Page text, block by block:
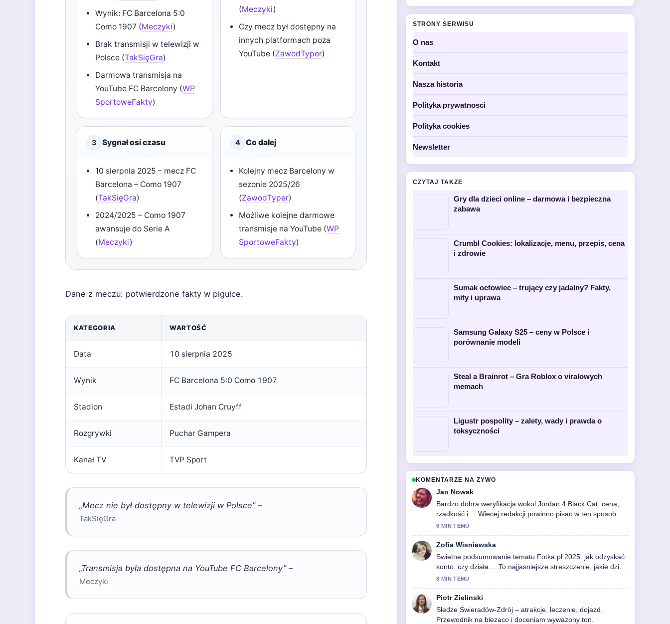
Wynik: FC Barcelona 5:0
Como 1907 (Meczyki)
Brak transmisji w telewizji w
Polsce (TakSięGra)
Darmowa transmisja na
YouTube FC Barcelony (WP
SportoweFakty)
(Meczyki)
Czy mecz był dostępny na
innych platformach poza
YouTube (ZawodTyper)
3 Sygnał osi czasu
10 sierpnia 2025 – mecz FC
Barcelona – Como 1907
(TakSięGra)
2024/2025 – Como 1907
awansuje do Serie A
(Meczyki)
4 Co dalej
Kolejny mecz Barcelony w
sezonie 2025/26
(ZawodTyper)
Możliwe kolejne darmowe
transmisje na YouTube (WP
SportoweFakty)
Dane z meczu: potwierdzone fakty w pigułce.
KATEGORIA WARTOŚĆ
Data 10 sierpnia 2025
Wynik FC Barcelona 5:0 Como 1907
Stadion Estadi Johan Cruyff
Rozgrywki Puchar Gampera
Kanał TV TVP Sport
„Mecz nie był dostępny w telewizji w Polsce” –
TakSięGra
„Transmisja była dostępna na YouTube FC Barcelony” –
Meczyki
STRONY SERWISU
O nas
Kontakt
Nasza historia
Polityka prywatnosci
Polityka cookies
Newsletter
CZYTAJ TAKZE
Gry dla dzieci online – darmowa i bezpieczna
zabawa
Crumbl Cookies: lokalizacje, menu, przepis, cena
i zdrowie
Sumak octowiec – trujący czy jadalny? Fakty,
mity i uprawa
Samsung Galaxy S25 – ceny w Polsce i
porównanie modeli
Steal a Brainrot – Gra Roblox o viralowych
memach
Ligustr pospolity – zalety, wady i prawda o
toksyczności
KOMENTARZE NA ZYWO
Jan Nowak
Bardzo dobra weryfikacja wokol Jordan 4 Black Cat: cena,
rzadkość i.... Wiecej redakcji powinno pisac w ten sposob.
6 MIN TEMU
Zofia Wisniewska
Swietne podsumowanie tematu Fotka.pl 2025: jak odzyskać
konto, czy działa.... To najjasniejsze streszczenie, jakie dzis
widzialem.
8 MIN TEMU
Piotr Zielinski
Sledze Świeradów-Zdrój – atrakcje, leczenie, dojazd.
Przewodnik na biezaco i doceniam wywazony ton.